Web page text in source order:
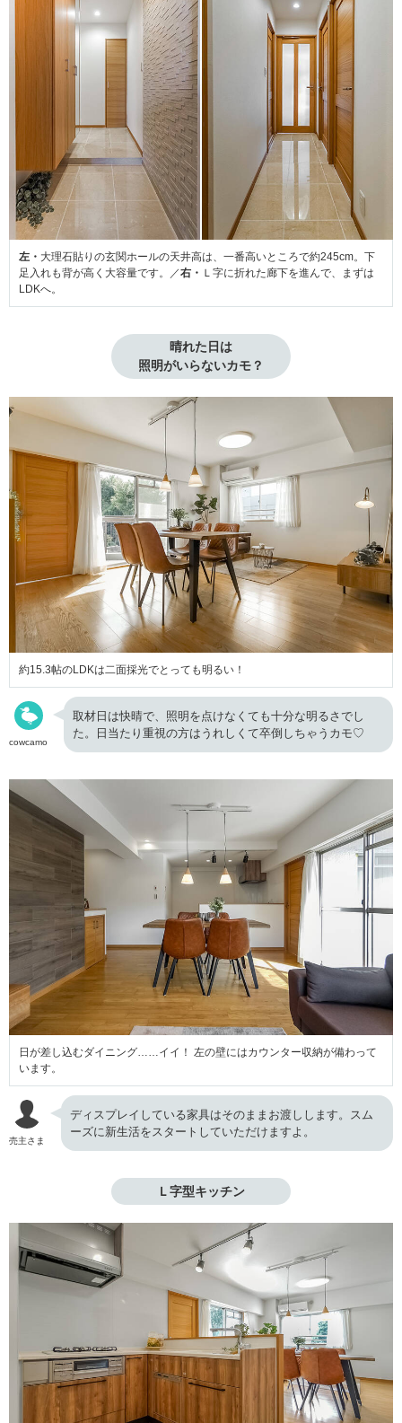
左・ 大理石貼りの玄関ホールの天井高は、一番高いところで約245cm。下
足入れも背が高く大容量です。／右・ Ｌ字に折れた廊下を進んで、まずは
LDKへ。
晴れた日は
照明がいらないカモ？
約15.3帖のLDKは二面採光でとっても明るい！
cowcamo
取材日は快晴で、照明を点けなくても十分な明るさでし
た。日当たり重視の方はうれしくて卒倒しちゃうカモ♡
日が差し込むダイニング……イイ！ 左の壁にはカウンター収納が備わって
います。
売主さま
ディスプレイしている家具はそのままお渡しします。スム
ーズに新生活をスタートしていただけますよ。
Ｌ字型キッチン